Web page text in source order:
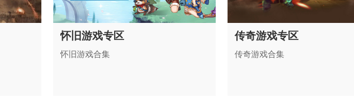
怀旧游戏专区
怀旧游戏合集
传奇游戏专区
传奇游戏合集